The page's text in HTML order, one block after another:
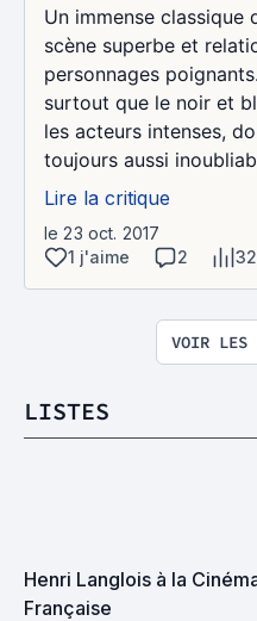
Un immense classique
scène superbe et
personnages
surtout que le noir et
les acteurs intenses,
toujours aussi
Lire la critique
le 23 oct. 2017
1 j'aime
2
VOIR LES
LISTES
Henri Langlois à la
Française